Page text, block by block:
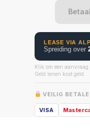
LEASE VIA
Spreiding over
Klik om een aanvraag
Geld lenen kost geld.
VEILIG
VISA